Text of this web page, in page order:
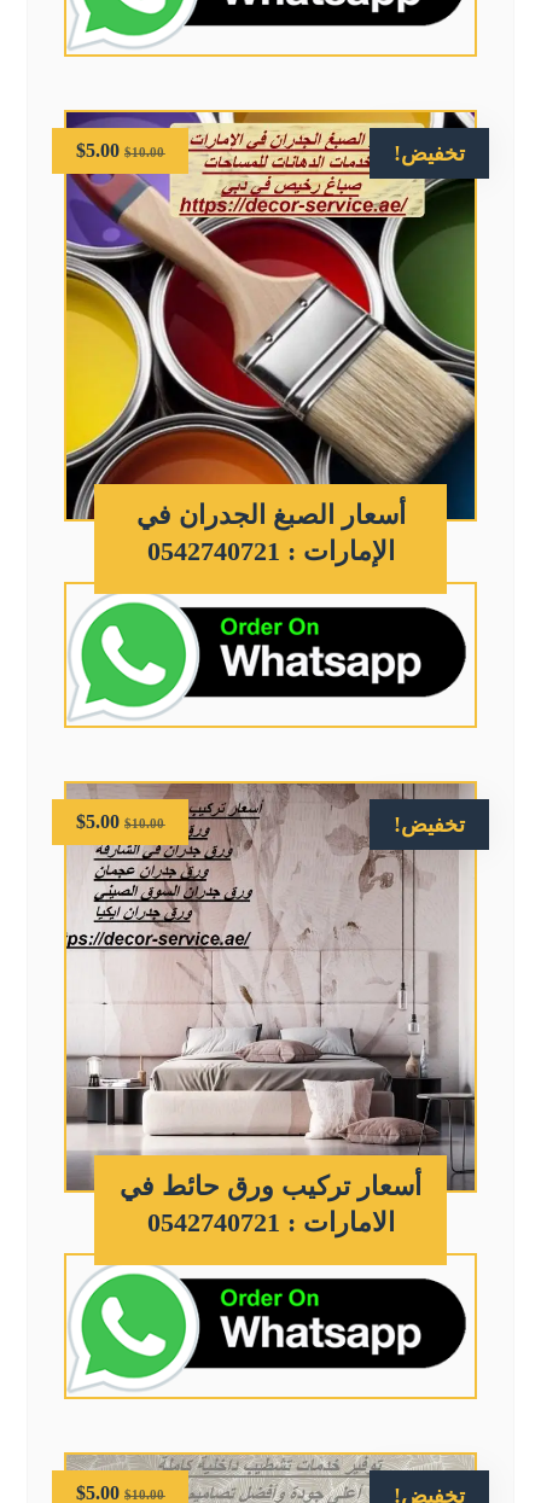
تخفيض!
أسعار الصبغ الجدران في
الإمارات : 0542740721
$10.00
$5.00
تخفيض!
أسعار تركيب ورق حائط في
الامارات : 0542740721
$10.00
$5.00
تخفيض! $10.00
$5.00